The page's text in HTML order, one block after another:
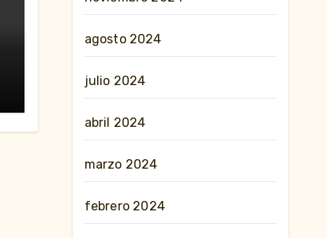
agosto 2024
julio 2024
abril 2024
marzo 2024
febrero 2024